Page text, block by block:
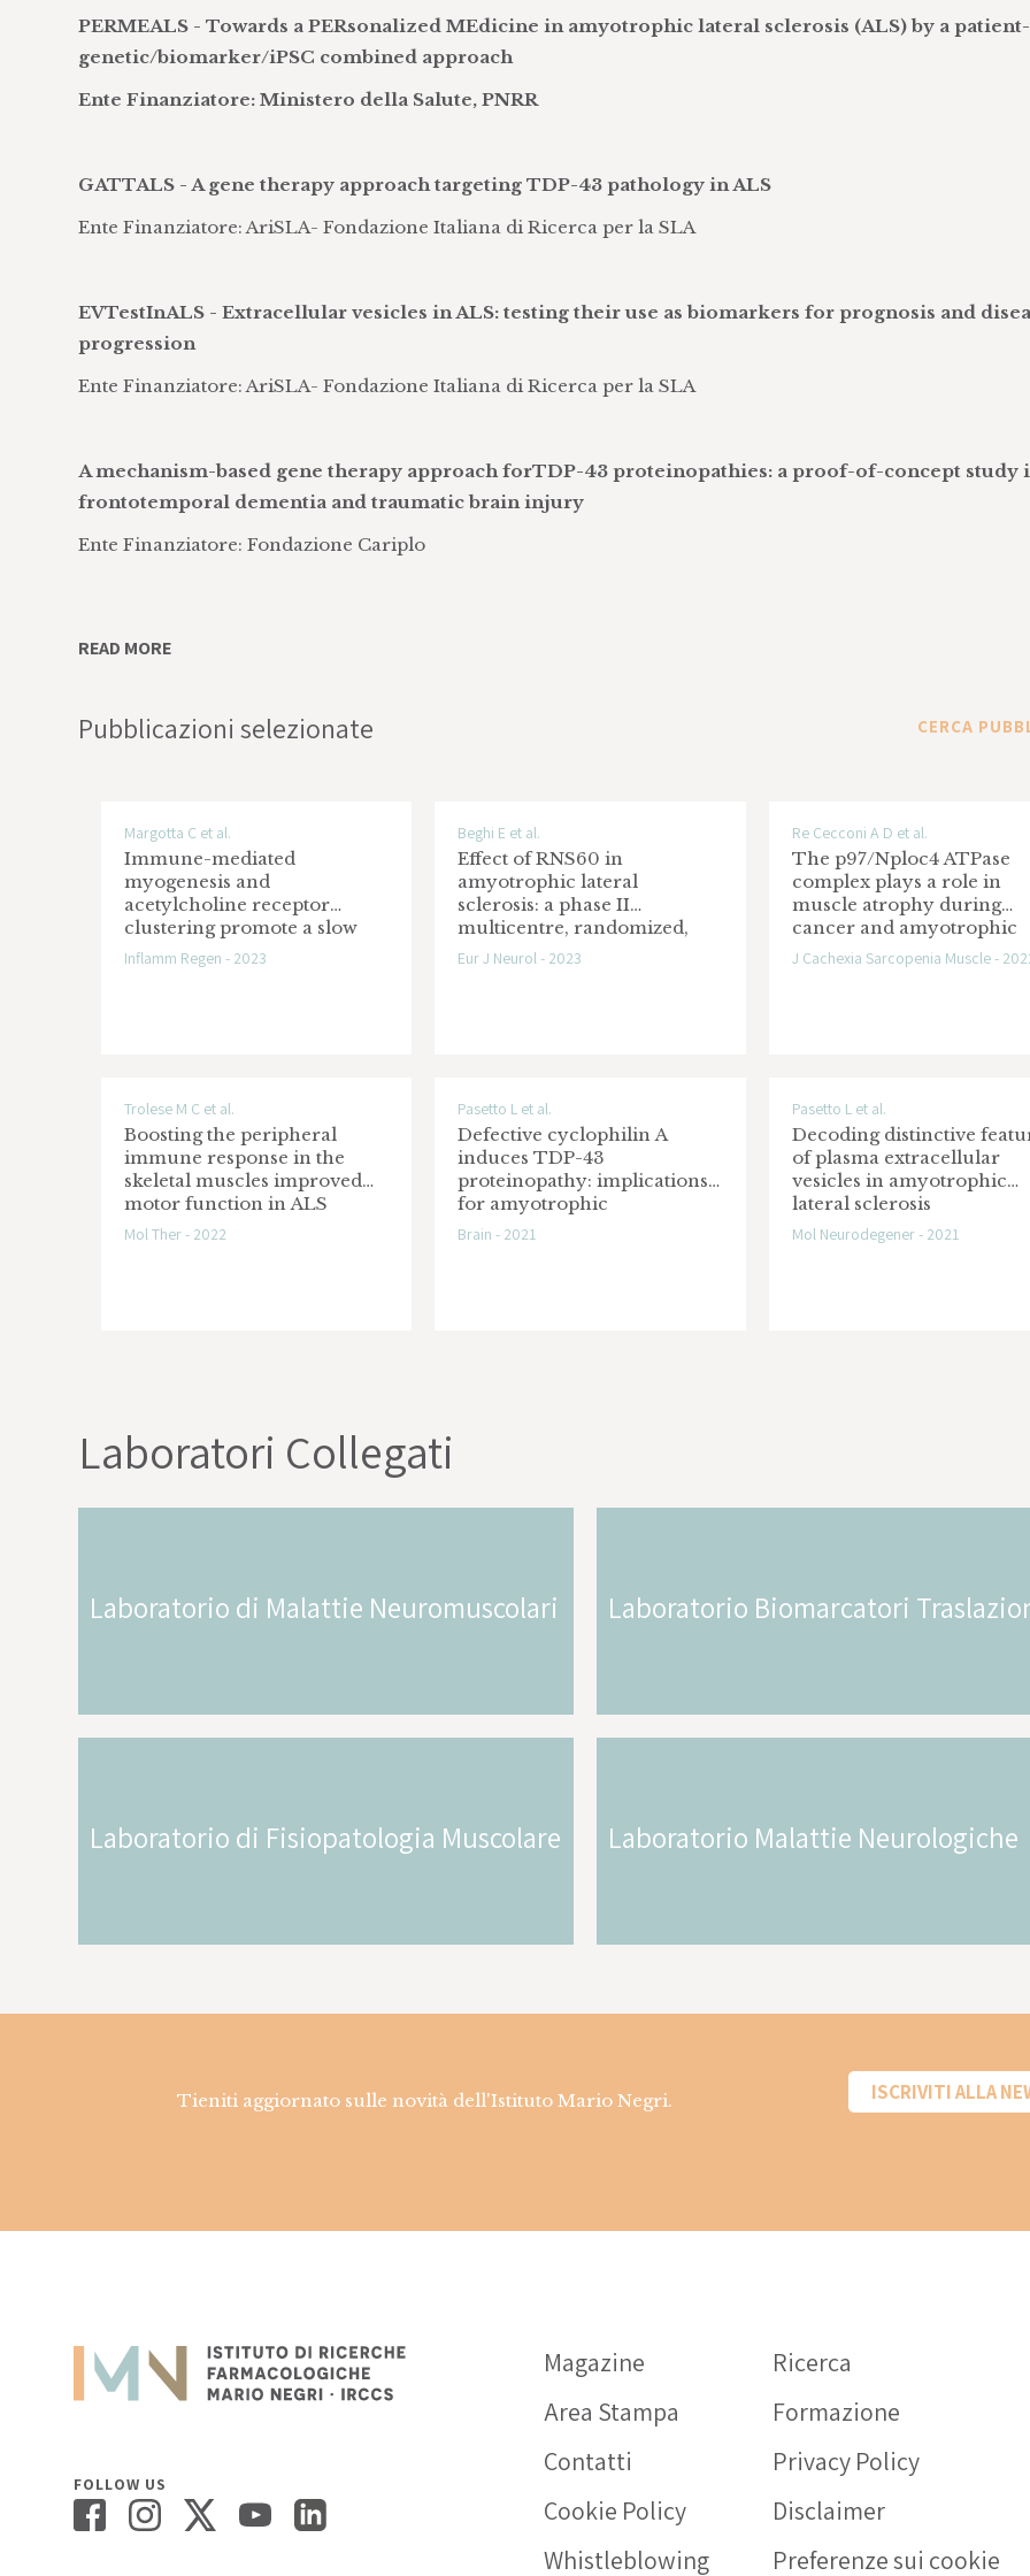
PERMEALS - Towards a PERsonalized MEdicine in amyotrophic lateral sclerosis (ALS) by a
genetic/biomarker/iPSC combined approach
Ente Finanziatore: Ministero della Salute, PNRR
GATTALS - A gene therapy approach targeting TDP-43 pathology in ALS
Ente Finanziatore: AriSLA- Fondazione Italiana di Ricerca per la SLA
EVTestInALS - Extracellular vesicles in ALS: testing their use as biomarkers for prognosis and
progression
Ente Finanziatore: AriSLA- Fondazione Italiana di Ricerca per la SLA
A mechanism-based gene therapy approach forTDP-43 proteinopathies: a proof-of-concept study
frontotemporal dementia and traumatic brain injury
Ente Finanziatore: Fondazione Cariplo
therapeutic hints for amyotrophiclateral sclerosis
Intramuscular allosteric agonism of purinergic P2X7 receptor as a pharmacological approach to
Dissecting the role of the myokine musclin against amyotrophic lateral sclerosis-induced muscle
atrophy
READ MORE
Pubblicazioni selezionate CERCA
Margotta C et al.
Immune-mediated
myogenesis and
acetylcholine receptor
clustering promote a slow
disease progression in ALS
mouse models
Inflamm Regen - 2023
Beghi E et al.
Effect of RNS60 in
amyotrophic lateral
sclerosis: a phase II
multicentre, randomized,
double-blind, placebo-
Eur J Neurol - 2023
Re Cecconi A D et al.
The p97/Nploc4 ATPase
complex plays a role in
muscle atrophy during
cancer and amyotrophic
lateral sclerosis
J Cachexia Sarcopenia Muscle -
Trolese M C et al.
Boosting the peripheral
immune response in the
skeletal muscles improved
motor function in ALS
transgenic mice
Mol Ther - 2022
Pasetto L et al.
Defective cyclophilin A
induces TDP-43
proteinopathy: implications
for amyotrophic
lateral sclerosis and
Brain - 2021
Pasetto L et al.
Decoding distinctive
of plasma extracellular
vesicles in amyotrophic
lateral sclerosis
Mol Neurodegener - 2021
Laboratori Collegati
Laboratorio di Malattie Neuromuscolari Laboratorio Biomarcatori
Laboratorio di Fisiopatologia Muscolare Laboratorio Malattie Neurologiche
Tieniti aggiornato sulle novità dell'Istituto Mario Negri. ISCRIVITI ALLA
FOLLOW US
Magazine
Ricerca
Area Stampa
Formazione
Contatti
Privacy Policy
Cookie Policy
Disclaimer
Whistleblowing
Preferenze sui cookie
Intercheck web:
rivolta a medici e
prescrizione dei farmaci
nell’anziano.